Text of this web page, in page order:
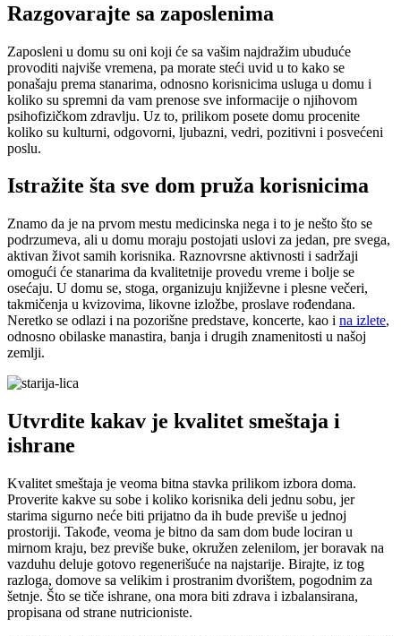
Razgovarajte sa zaposlenima
Zaposleni u domu su oni koji će sa vašim najdražim ubuduće
provoditi najviše vremena, pa morate steći uvid u to kako se
ponašaju prema stanarima, odnosno korisnicima usluga u domu i
koliko su spremni da vam prenose sve informacije o njihovom
psihofizičkom zdravlju. Uz to, prilikom posete domu procenite
koliko su kulturni, odgovorni, ljubazni, vedri, pozitivni i posvećeni
poslu.
Istražite šta sve dom pruža korisnicima
Znamo da je na prvom mestu medicinska nega i to je nešto što se
podrzumeva, ali u domu moraju postojati uslovi za jedan, pre svega,
aktivan život samih korisnika. Raznovrsne aktivnosti i sadržaji
omogući će stanarima da kvalitetnije provedu vreme i bolje se
osećaju. U domu se, stoga, organizuju književne i plesne večeri,
takmičenja u kvizovima, likovne izložbe, proslave rođendana.
Neretko se odlazi i na pozorišne predstave, koncerte, kao i na izlete,
odnosno obilaske manastira, banja i drugih znamenitosti u našoj
zemlji.
Utvrdite kakav je kvalitet smeštaja i
ishrane
Kvalitet smeštaja je veoma bitna stavka prilikom izbora doma.
Proverite kakve su sobe i koliko korisnika deli jednu sobu, jer
starima sigurno neće biti prijatno da ih bude previše u jednoj
prostoriji. Takođe, veoma je bitno da sam dom bude lociran u
mirnom kraju, bez previše buke, okružen zelenilom, jer boravak na
vazduhu deluje gotovo regenerišuće na najstarije. Birajte, iz tog
razloga, domove sa velikim i prostranim dvorištem, pogodnim za
šetnje. Što se tiče ishrane, ona mora biti zdrava i izbalansirana,
propisana od strane nutricioniste.